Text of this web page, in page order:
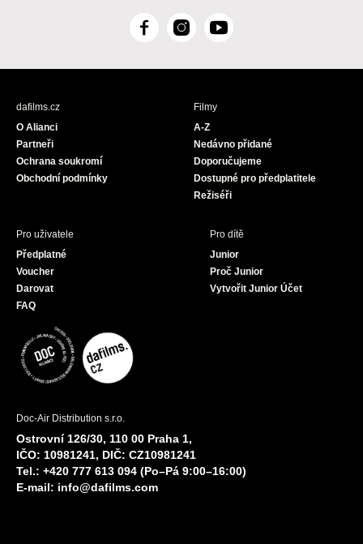
F
c
I
s
Y
u
dafilms.cz
O Alianci
Partneři
Ochrana soukromí
Obchodní podmínky
Filmy
A-Z
Nedávno přidané
Doporučujeme
Dostupné pro předplatitele
Režiséři
Pro uživatele
Předplatné
Voucher
Darovat
FAQ
Pro dítě
Junior
Proč Junior
Vytvořit Junior Účet
Doc-Air Distribution s.r.o.
Ostrovní 126/30, 110 00 Praha 1,
IČO: 10981241, DIČ: CZ10981241
Tel.: +420 777 613 094 (Po–Pá 9:00–16:00)
E-mail: info@dafilms.com